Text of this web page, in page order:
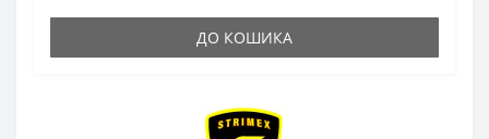
ДО КОШИКА